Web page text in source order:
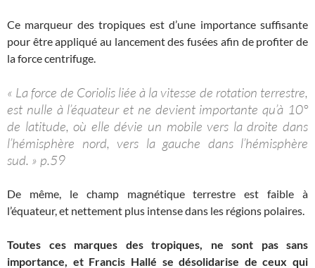
Ce marqueur des tropiques est d’une importance suffisante
pour être appliqué au lancement des fusées afin de profiter de
la force centrifuge.
« La force de Coriolis liée à la vitesse de rotation terrestre,
est nulle à l’équateur et ne devient importante qu’à 10°
de latitude, où elle dévie un mobile vers la droite dans
l’hémisphère nord, vers la gauche dans l’hémisphère
sud. » p.59
De même, le champ magnétique terrestre est faible à
l’équateur, et nettement plus intense dans les régions polaires.
Toutes ces marques des tropiques, ne sont pas sans
importance, et Francis Hallé se désolidarise de ceux qui